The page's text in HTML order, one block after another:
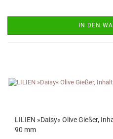
IN DEN
LILIEN »Daisy« Olive Gießer,
90 mm